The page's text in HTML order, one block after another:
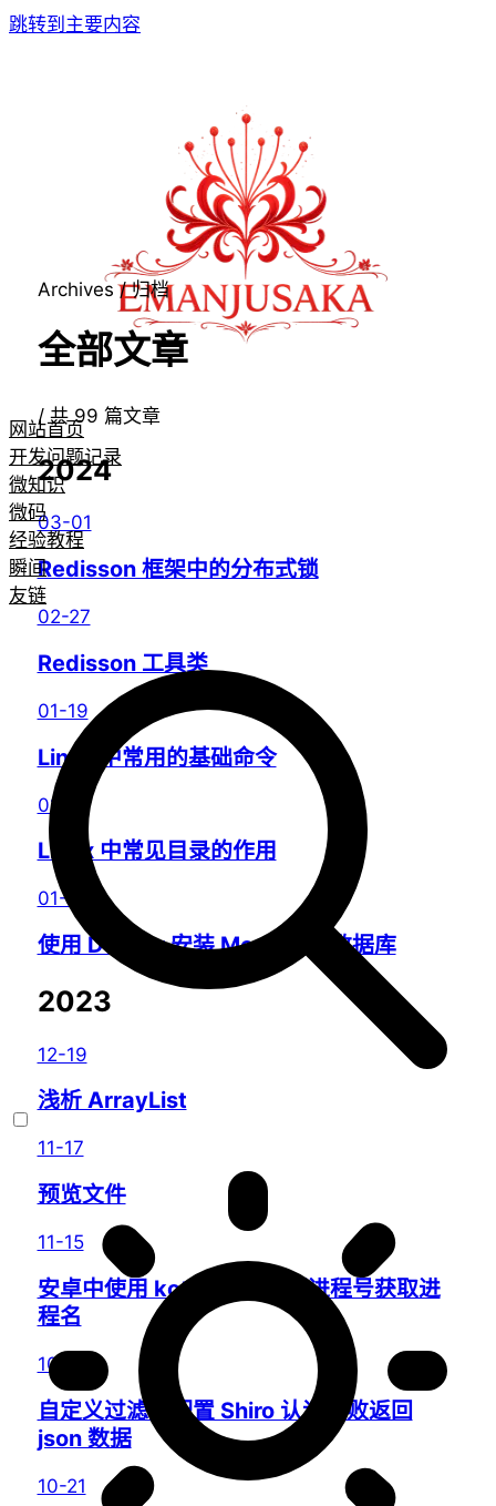
跳转到主要内容
网站首页
开发问题记录
微知识
微码
经验教程
瞬间
友链
Archives / 归档
全部文章
/共99 篇文章
2024
03-01
Redisson 框架中的分布式锁
02-27
Redisson 工具类
01-19
Linux 中常用的基础命令
01-19
Linux 中常见目录的作用
01-15
使用 Docker 安装 MongoDB 数据库
2023
12-19
浅析 ArrayList
11-17
预览文件
11-15
安卓中使用 kotlin 代码根据进程号获取进
程名
10-26
自定义过滤器配置 Shiro 认证失败返回
json 数据
10-21